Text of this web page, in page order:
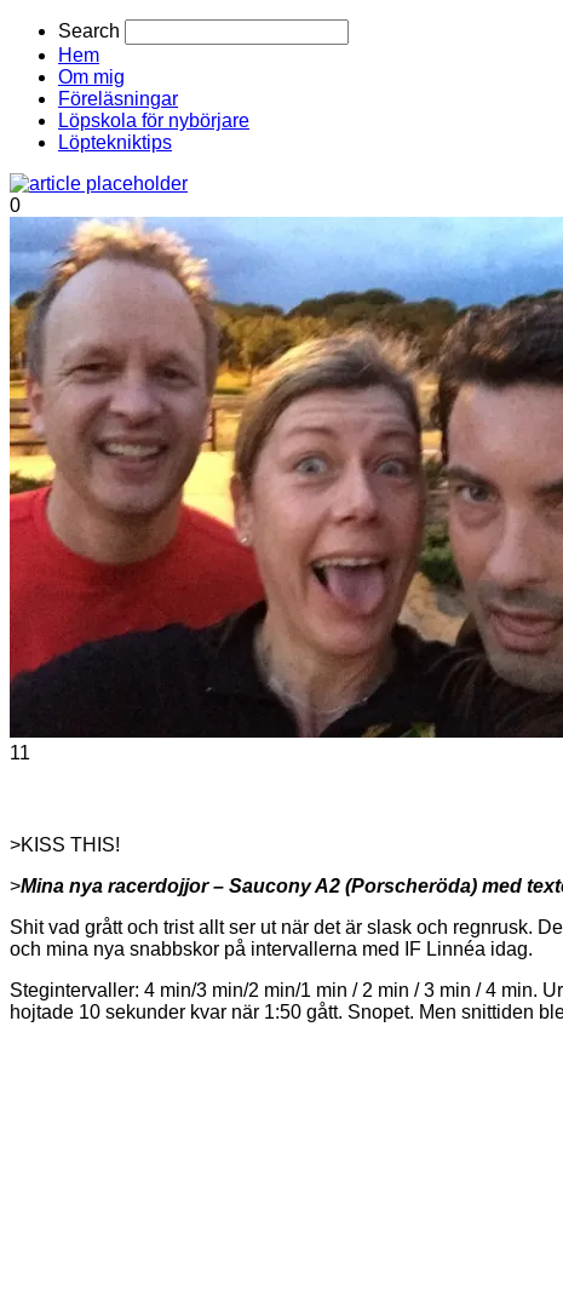
Search
Hem
Om mig
Föreläsningar
Löpskola för nybörjare
Löptekniktips
0
11
>KISS THIS!
>Mina nya racerdojjor – Saucony A2 (Porscheröda) med
Shit vad grått och trist allt ser ut när det är slask och regnrusk.
och mina nya snabbskor på intervallerna med IF Linnéa idag.
Stegintervaller: 4 min/3 min/2 min/1 min / 2 min / 3 min / 4 min.
hojtade 10 sekunder kvar när 1:50 gått. Snopet. Men snittiden